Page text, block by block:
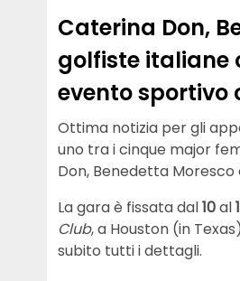
Caterina Don,
golfiste italiane
evento sportivo
Ottima notizia per gli
uno tra i cinque major
Don, Benedetta Moresco
La gara è fissata dal10al
Club, a Houston (in
subito tutti i dettagli.